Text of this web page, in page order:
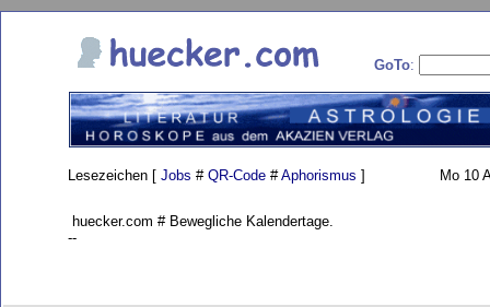
GoTo:
Lesezeichen [ Jobs # QR-Code #Aphorismus ] Mo 10
huecker.com # Bewegliche Kalendertage.
--